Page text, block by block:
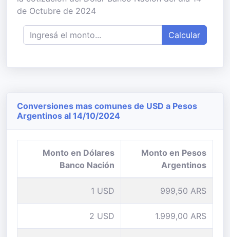
de Octubre de 2024
Calcular
Conversiones mas comunes de USD a Pesos
Argentinos al 14/10/2024
Monto en Dólares
Banco Nación
Monto en Pesos
Argentinos
1 USD 999,50 ARS
2 USD 1.999,00 ARS